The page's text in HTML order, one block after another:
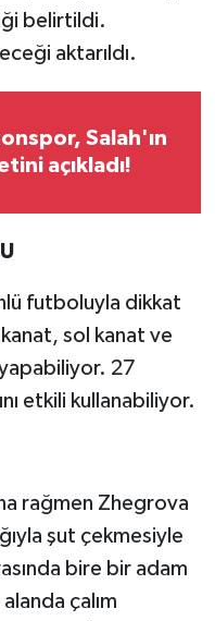
belirtildi.
aktarıldı.
Salah'ın
açıkladı!
futboluyla dikkat
kanat, sol kanat ve
27
etkili kullanabiliyor.
rağmen Zhegrova
şut çekmesiyle
bire bir adam
çalım